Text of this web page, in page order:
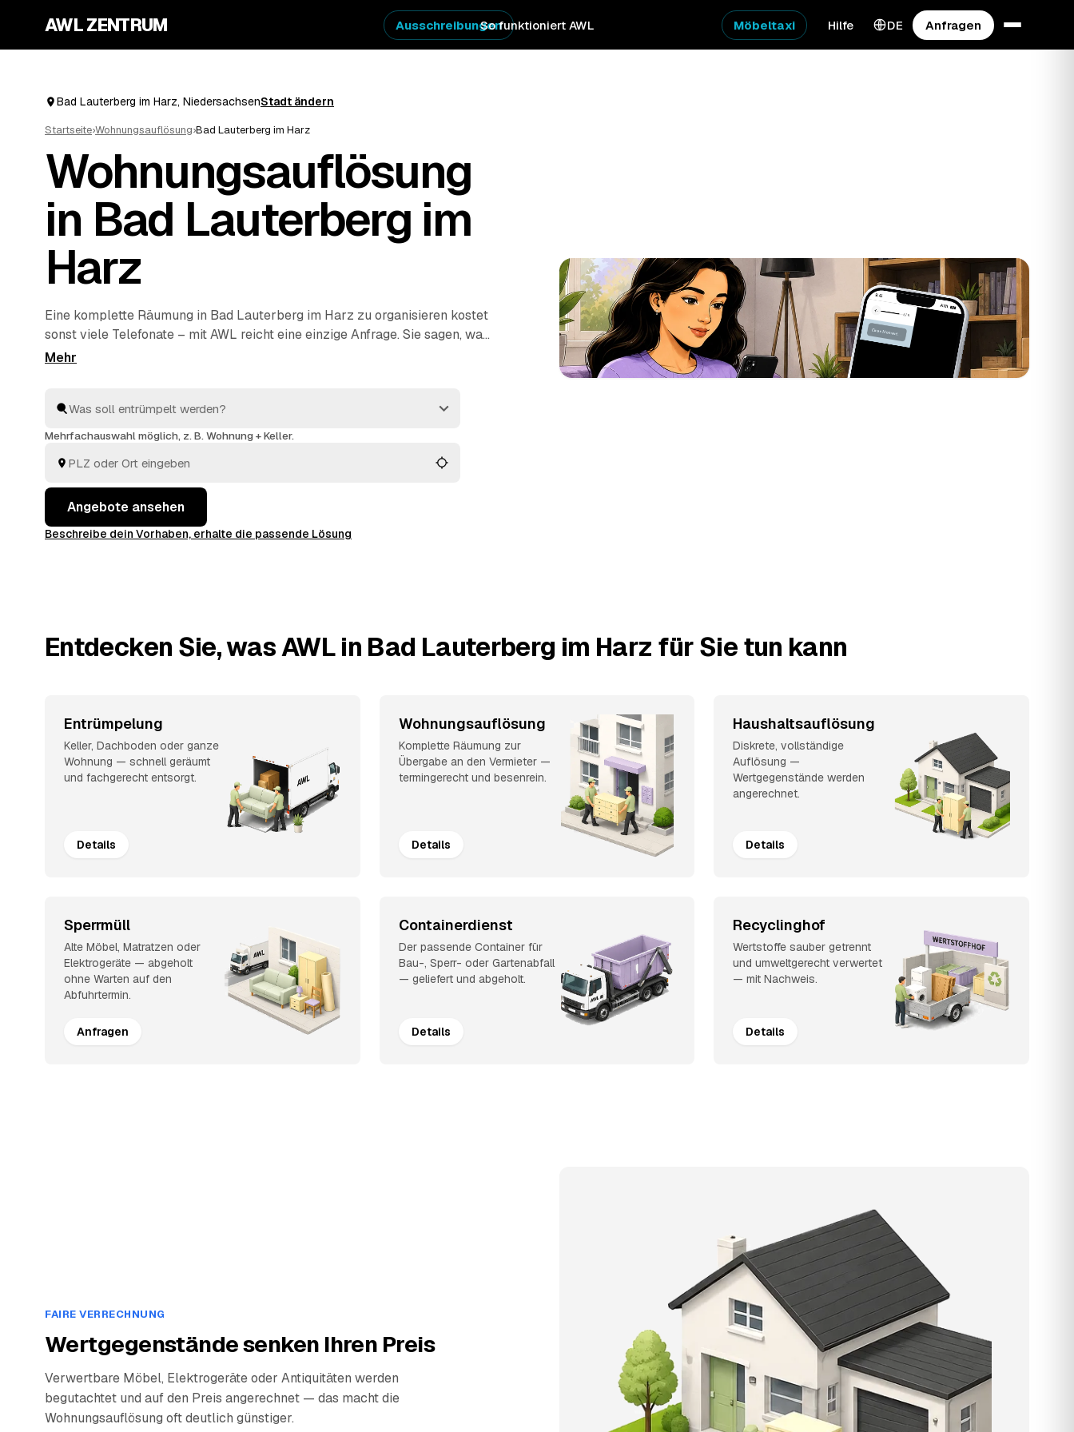
AWL ZENTRUM So funktioniert AWL
Ausschreibungen Möbeltaxi Hilfe DE Anfragen
Bad Lauterberg im Harz, NiedersachsenStadt ändern
Startseite›Wohnungsauflösung›Bad Lauterberg im Harz
Wohnungsauflösung
in Bad Lauterberg im
Harz
Eine komplette Räumung in Bad Lauterberg im Harz zu organisieren kostet
sonst viele Telefonate – mit AWL reicht eine einzige Anfrage. Sie sagen, was
weg soll, und bekommen Festpreis-Angebote mehrerer geprüfter Anbieter
Vermieter kümmern sich die Profis um alles. Sie wählen nur noch aus, wer
den Auftrag bekommt.
Mehrfachauswahl möglich, z. B. Wohnung + Keller.
Angebote ansehen
Beschreibe dein Vorhaben, erhalte die passende Lösung
Entdecken Sie, was AWL in Bad Lauterberg im Harz für Sie tun kann
Entrümpelung
Keller, Dachboden oder ganze
Wohnung — schnell geräumt
und fachgerecht entsorgt.
Details
Wohnungsauflösung
Komplette Räumung zur
Übergabe an den Vermieter —
termingerecht und besenrein.
Details
Haushaltsauflösung
Diskrete, vollständige
Auflösung —
Wertgegenstände werden
angerechnet.
Details
Sperrmüll
Alte Möbel, Matratzen oder
Elektrogeräte — abgeholt
ohne Warten auf den
Abfuhrtermin.
Anfragen
Containerdienst
Der passende Container für
Bau-, Sperr- oder Gartenabfall
— geliefert und abgeholt.
Details
Recyclinghof
Wertstoffe sauber getrennt
und umweltgerecht verwertet
— mit Nachweis.
Details
FAIRE VERRECHNUNG
Wertgegenstände senken Ihren Preis
Verwertbare Möbel, Elektrogeräte oder Antiquitäten werden
begutachtet und auf den Preis angerechnet — das macht die
Wohnungsauflösung oft deutlich günstiger.